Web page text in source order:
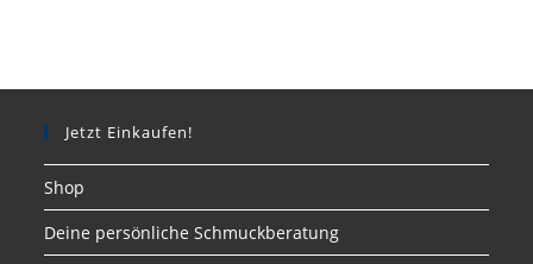
Jetzt Einkaufen!
Shop
Deine persönliche Schmuckberatung